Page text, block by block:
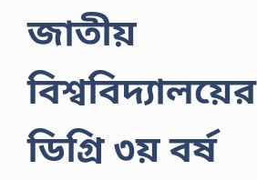
জাতীয়
বিশ্ববিদ্যালয়ের
ডিগ্রি ৩য় বর্ষ